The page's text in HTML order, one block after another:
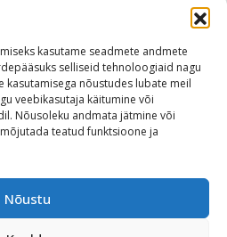
kasutame seadmete andmete
selliseid tehnoloogiaid nagu
kasutamisega nõustudes lubate meil
veebikasutaja käitumine või
Nõusoleku andmata jätmine või
teatud funktsioone ja
Nõustu